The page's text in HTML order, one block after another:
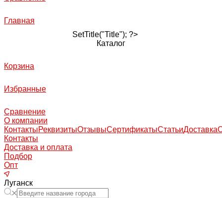
Главная
SetTitle("Title"); ?>
Каталог
Корзина
Избранные
Сравнение
О компании
КонтактыРеквизитыОтзывыСертификатыСтатьиДоставка
Контакты
Доставка и оплата
Подбор
Опт
Луганск